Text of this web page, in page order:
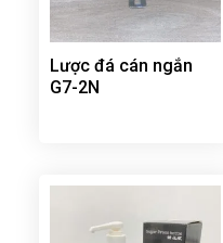
Lược đá cán ngắn
G7-2N